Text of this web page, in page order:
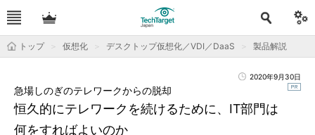
トップ 仮想化 デスクトップ仮想化／VDI／DaaS 製品解説
2020年9月30日
恒久的にテレワークを続けるために、IT部門は
何をすればよいのか
急場しのぎのテレワークからの脱却